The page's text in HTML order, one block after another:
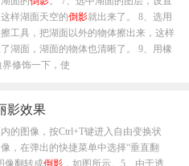
样湖面天空的倒影就出来了。 8、选用
工具，把湖面以外的物体擦出来，这样
湖面，湖面的物体也清晰了。 9、用橡
界修饰一下，使
影效果
的图像，按Ctrl+T键进入自由变换状
，在弹出的快捷菜单中选择“垂直翻
像翻转成倒影 ，如图所示。5、由于透